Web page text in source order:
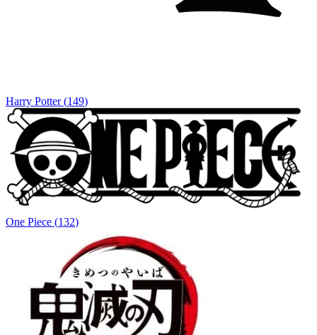
Harry Potter (149)
One Piece (132)